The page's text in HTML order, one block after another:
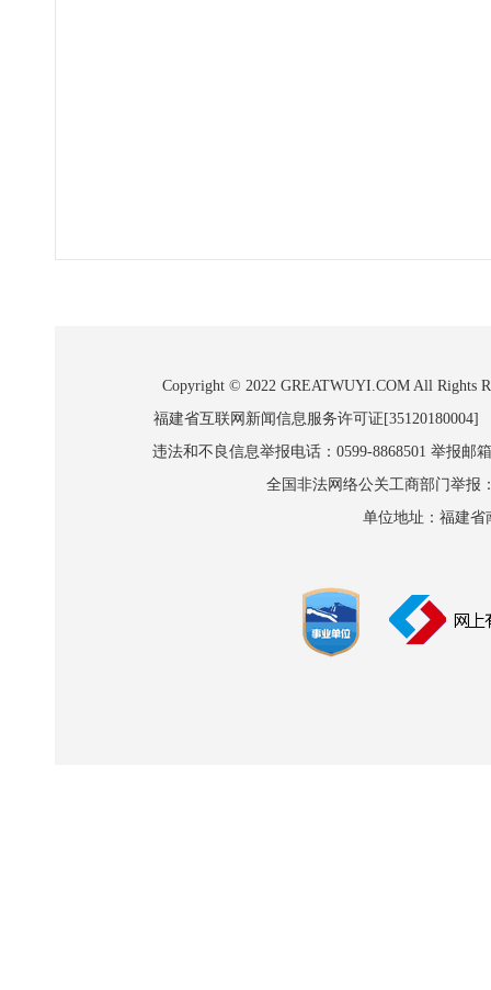
Copyright © 2022 GREATWUYI.COM All Rights
福建省互联网新闻信息服务许可证
违法和不良信息举报电话：0599-8868501 举报邮
全国非法网络公关工商部门举报
单位地址：福建省